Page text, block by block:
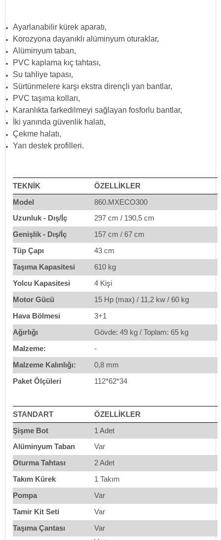
Ayarlanabilir kürek aparatı,
Korozyona dayanıklı alüminyum oturaklar,
Alüminyum taban,
PVC kaplama kıç tahtası,
Su tahliye tapası,
Sürtünmelere karşı ekstra dirençli yan bantlar,
PVC taşıma kolları,
Karanlıkta farkedilmeyi sağlayan fosforlu bantlar,
İki yanında güvenlik halatı,
Çekme halatı,
Yan destek profilleri.
TEKNİK ÖZELLİKLER
Model
860.MXECO300
Uzunluk - Dış/İç
297 cm / 190,5 cm
Genişlik - Dış/İç 157 cm / 67 cm
Tüp Çapı 43 cm
Taşıma Kapasitesi 610 kg
Yolcu Kapasitesi 4 Kişi
Motor Gücü 15 Hp (max) / 11,2 kw / 60 kg
Hava Bölmesi 3+1
Ağırlığı Gövde: 49 kg / Toplam: 65 kg
Malzeme: -
Malzeme Kalınlığı: 0,8 mm
Paket Ölçüleri 112*62*34
STANDART ÖZELLİKLER
Şişme Bot
1 Adet
Alüminyum Taban
Var
Oturma Tahtası 2 Adet
Takım Kürek 1 Takım
Pompa Var
Tamir Kit Seti Var
Taşıma Çantası Var